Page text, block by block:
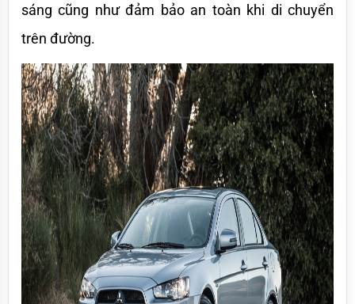
sáng cũng như đảm bảo an toàn khi di chuyển
trên đường.